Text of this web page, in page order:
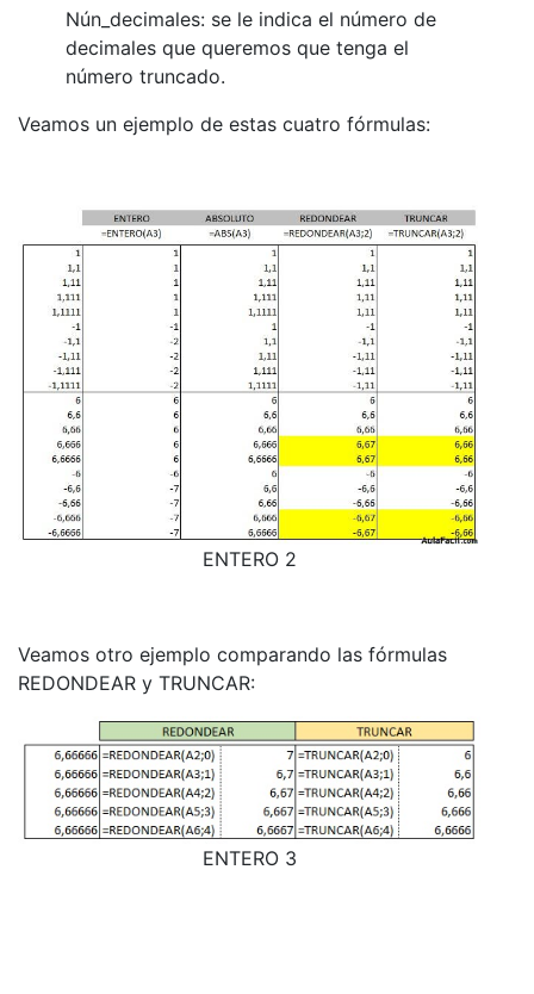
Nún_decimales: se le indica el número de
decimales que queremos que tenga el
número truncado.
Veamos un ejemplo de estas cuatro fórmulas:
ENTERO 2
Veamos otro ejemplo comparando las fórmulas
REDONDEAR y TRUNCAR:
ENTERO 3